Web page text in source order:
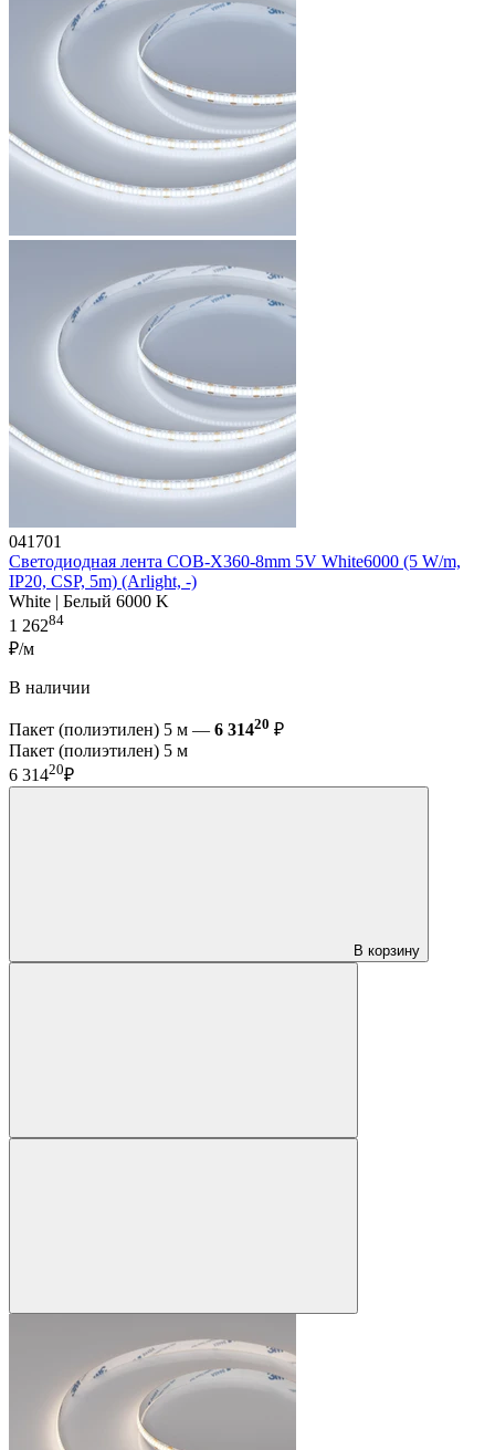
041701
Светодиодная лента COB-X360-8mm 5V White6000 (5 W/m,
IP20, CSP, 5m) (Arlight, -)
White | Белый 6000 K
1 26284
₽/м
В наличии
Пакет (полиэтилен) 5 м — 6 31420 ₽
Пакет (полиэтилен) 5 м
6 31420₽
В корзину